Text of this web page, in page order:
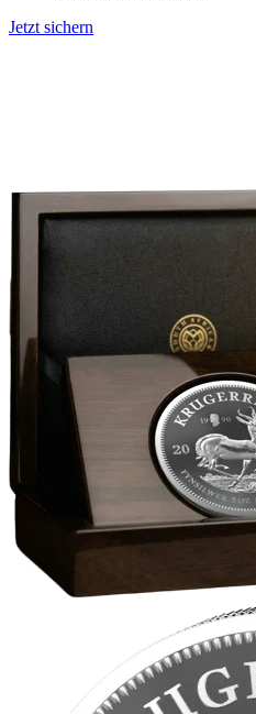
Jetzt sichern